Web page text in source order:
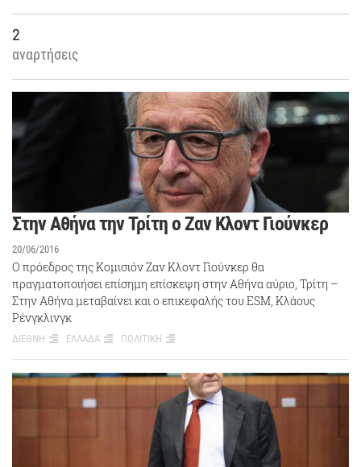
2
αναρτήσεις
Στην Αθήνα την Τρίτη ο Ζαν Κλοντ Γιούνκερ
20/06/2016
Ο πρόεδρος της Κομισιόν Ζαν Κλοντ Γιούνκερ θα
πραγματοποιήσει επίσημη επίσκεψη στην Αθήνα αύριο, Τρίτη –
Στην Αθήνα μεταβαίνει και ο επικεφαλής του ESM, Κλάους
Ρένγκλινγκ
ΔΙΕΘΝΗ ΕΛΛΑΔΑ ΠΟΛΙΤΙΚΗ